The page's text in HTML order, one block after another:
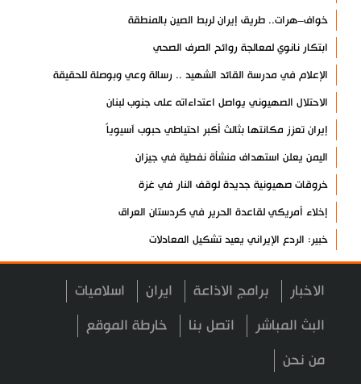
خواف–هرات.. طريق إيران لربط الصين بالمنطقة
ابتكار نانوي لمعالجة روائح الصرف الصحي
الإعلام في مدرسة القائد الشهيد .. رسالة وعي وبوصلة للحقيقة
الاحتلال الصهيوني يواصل اعتداءاته على جنوب لبنان
إيران تعزز مكانتها بثالث أكبر احتياطي حبوب آسيوياً
اليمن يعلن استهداف منشأة نفطية في جيزان
خروقات صهيونية جديدة لوقف النار في غزة
إخلاء أمريكي لقاعدة الحرير في كردستان العراق
خبير: الردع الإيراني يعيد تشكيل المعادلات
فشل مخططات إسرائيل لزعزعة إيران والمقاومة
انطلاق فعاليات المؤتمر العلمي الدولي العاشر لزيارة الأربعين
العراق يعطل الدوام الرسمي الأربعاء المقبل
مسؤول عسكري: نظامنا القائم في مضيق هرمز لا رجعة عنه
الاخبار برامج الاذاعة ايران اسلاميات
البث المباشر اتصل بنا خارطة الموقع
من نحن